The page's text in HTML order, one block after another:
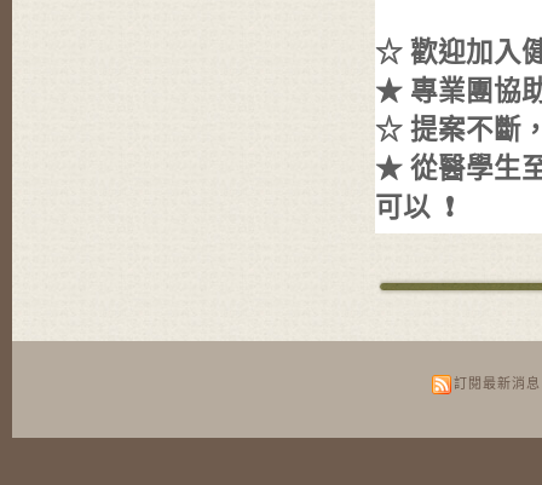
☆ 歡迎加入
★ 專業團協
☆ 提案不斷
★ 從醫學生
可以 ❗️
訂閱最新消息